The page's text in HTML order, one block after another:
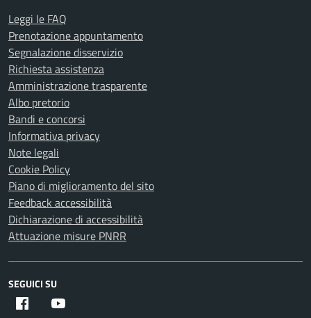
Leggi le FAQ
Prenotazione appuntamento
Segnalazione disservizio
Richiesta assistenza
Amministrazione trasparente
Albo pretorio
Bandi e concorsi
Informativa privacy
Note legali
Cookie Policy
Piano di miglioramento del sito
Feedback accessibilità
Dichiarazione di accessibilità
Attuazione misure PNRR
SEGUICI SU
Facebook